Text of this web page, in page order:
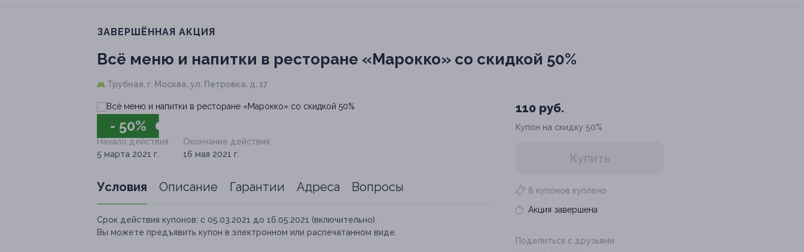
ЗАВЕРШЁННАЯ АКЦИЯ
Всё меню и напитки в ресторане «Марокко» со скидкой 50%
Трубная, г. Москва, ул. Петровка, д. 17
- 50%
110 руб.
Купон на скидку 50%
Купить
8 купонов куплено
Акция завершена
Поделиться с друзьями
Начало действия
5 марта 2021 г.
Окончание действия
16 мая 2021 г.
Условия Описание Гарантии Адреса Вопросы
Срок действия купонов: с 05.03.2021 до 16.05.2021 (включительно).
Вы можете предъявить купон в электронном или распечатанном виде.